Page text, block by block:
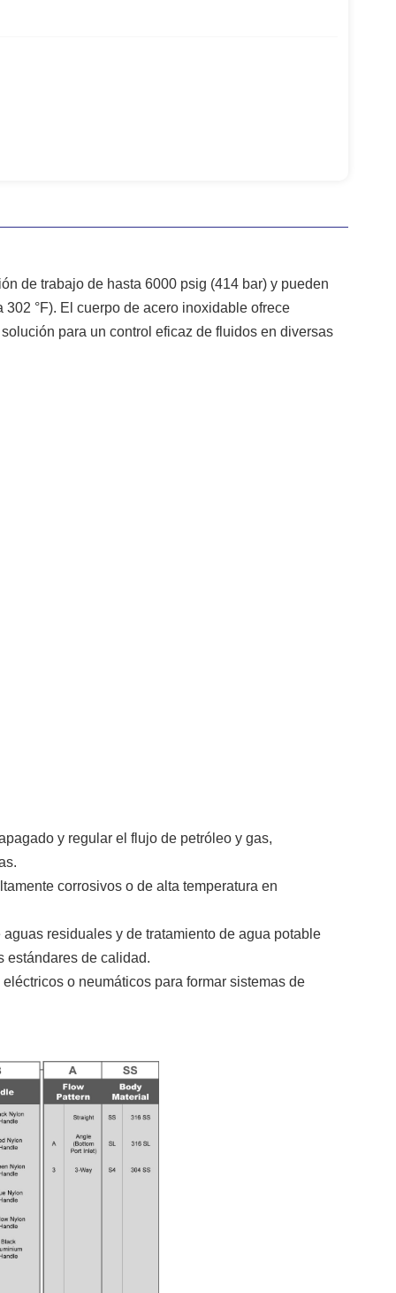
de trabajo de hasta 6000 psig (414 bar) y pueden
302 °F). El cuerpo de acero inoxidable ofrece
para un control eficaz de fluidos en diversas
y regular el flujo de petróleo y gas,
corrosivos o de alta temperatura en
residuales y de tratamiento de agua potable
estándares de calidad.
o neumáticos para formar sistemas de